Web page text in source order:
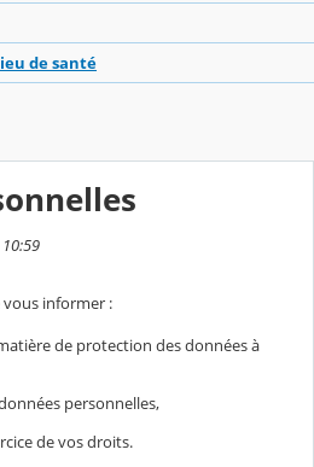
de santé
informer :
de protection des données à
personnelles,
de vos droits.